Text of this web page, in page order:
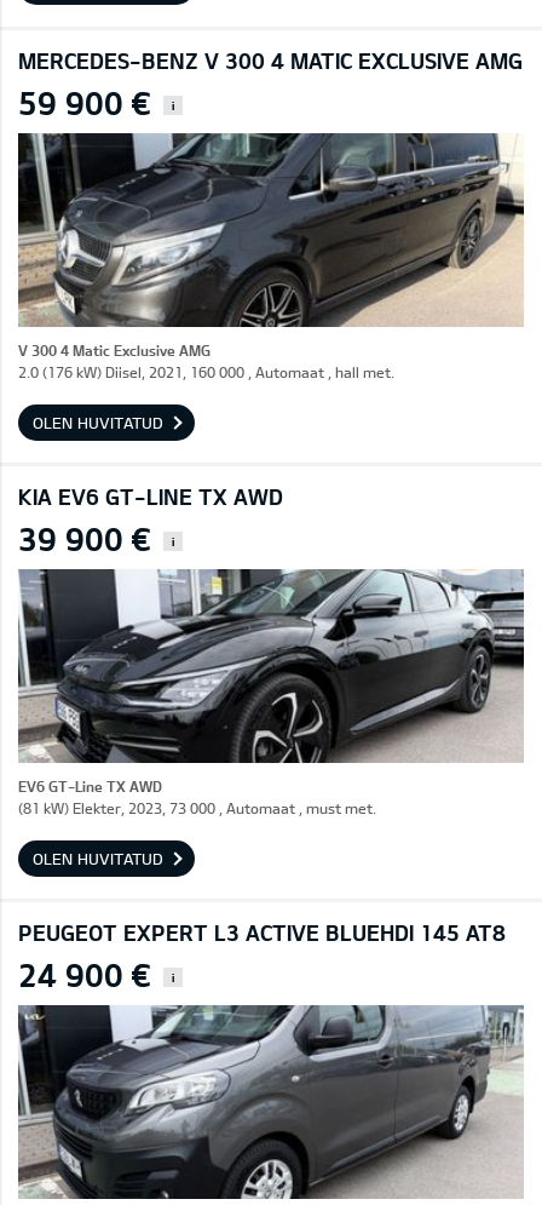
MERCEDES-BENZ V 300 4 MATIC EXCLUSIVE AMG
59 900 € i
V 300 4 Matic Exclusive AMG
2.0 (176 kW) Diisel, 2021, 160 000 , Automaat , hall met.
OLEN HUVITATUD
KIA EV6 GT-LINE TX AWD
39 900 € i
EV6 GT-Line TX AWD
(81 kW) Elekter, 2023, 73 000 , Automaat , must met.
OLEN HUVITATUD
PEUGEOT EXPERT L3 ACTIVE BLUEHDI 145 AT8
24 900 € i